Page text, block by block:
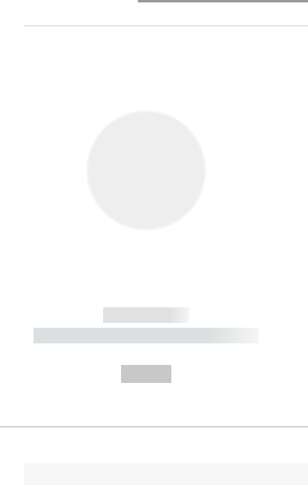
------------
----------- ----------- --------